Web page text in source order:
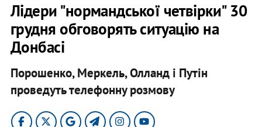
Лідери "нормандської четвірки" 30
грудня обговорять ситуацію на
Донбасі
Порошенко, Меркель, Олланд і Путін
проведуть телефонну розмову